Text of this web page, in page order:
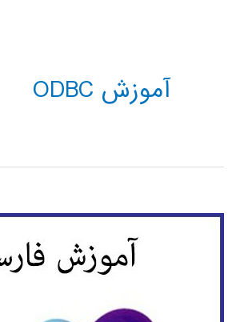
آموزش ODBC